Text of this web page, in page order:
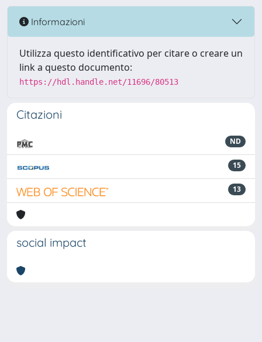
Informazioni
Utilizza questo identificativo per citare o creare un
link a questo documento:
https://hdl.handle.net/11696/80513
Citazioni
ND
15
13
social impact